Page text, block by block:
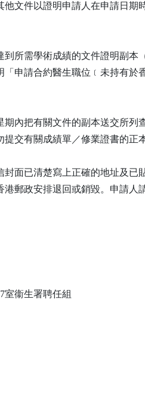
文件以證明申請人在申請日期
所需學術成績的文件證明副本
申請合約醫生職位﹝未持有於
內把有關文件的副本送交所列
交有關成績單／修業證書的正本
面已清楚寫上正確的地址及已
郵政安排退回或銷毀。申請人
室衞生署聘任組